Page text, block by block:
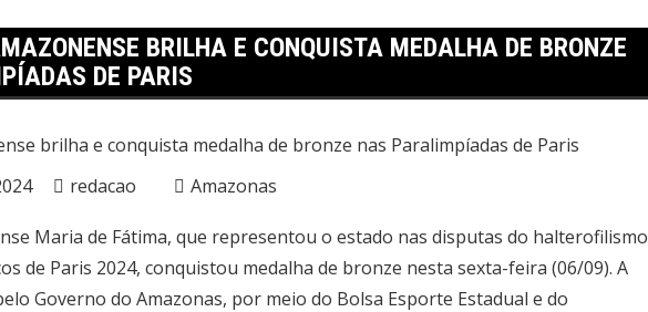
BRILHA E CONQUISTA MEDALHA DE BRONZE
DE PARIS
redacao Amazonas
Maria de Fátima, que representou o estado nas disputas do halterofilismo
de Paris 2024, conquistou medalha de bronze nesta sexta-feira (06/09). A
Governo do Amazonas, por meio do Bolsa Esporte Estadual e do